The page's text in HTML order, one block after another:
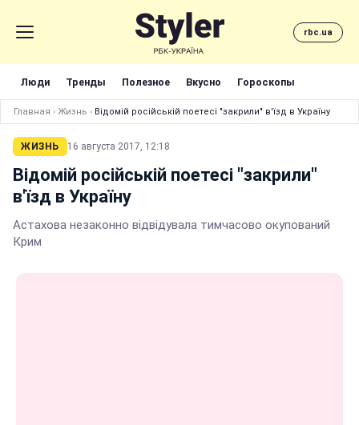
rbc.ua
Люди Тренды Полезное Вкусно Гороскопы
Главная › Жизнь › Відомій російській поетесі "закрили" в'їзд в Україну
ЖИЗНЬ 16 августа 2017, 12:18
Відомій російській поетесі "закрили"
в'їзд в Україну
Астахова незаконно відвідувала тимчасово окупований
Крим